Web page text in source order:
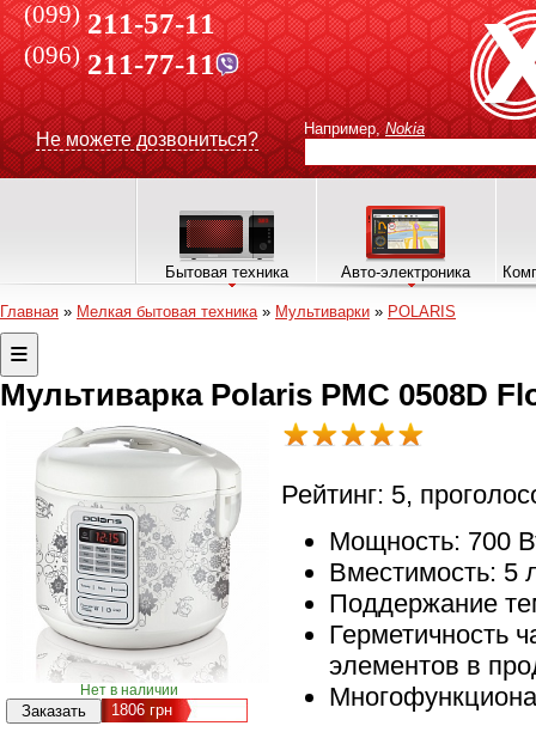
(099) 211-57-11
(096)211-77-11
Не можете дозвониться?
Например, Nokia
Бытовая техника Авто-электроника
Главная » Мелкая бытовая техника» Мультиварки » POLARIS
Мультиварка Polaris PMC 0508D
Нет в наличии
1806 грн
Рейтинг: 5,
Мощность: 700
Вместимость: 5
Поддержание
Герметичность
элементов в